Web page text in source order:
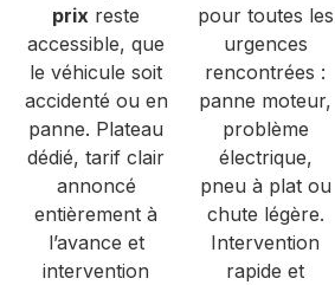
prix reste
accessible, que
le véhicule soit
accidenté ou en
panne. Plateau
dédié, tarif clair
annoncé
entièrement à
l’avance et
intervention
pour toutes les
urgences
rencontrées :
panne moteur,
problème
électrique,
pneu à plat ou
chute légère.
Intervention
rapide et